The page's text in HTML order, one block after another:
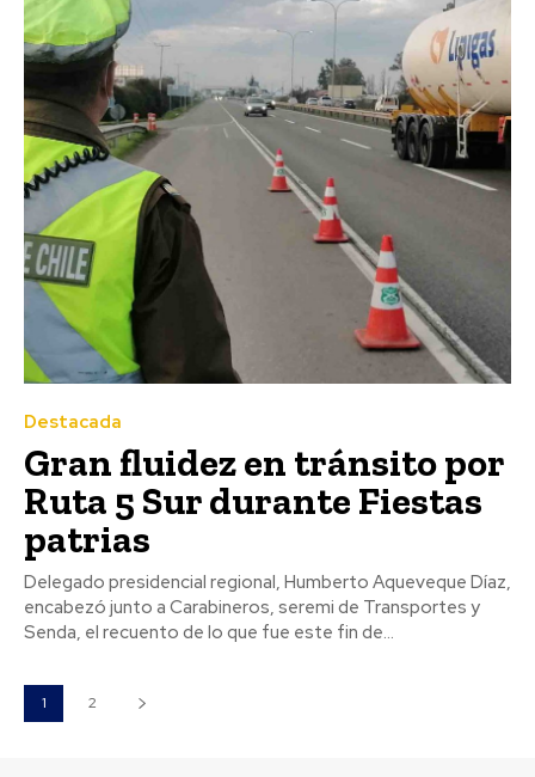
Destacada
Gran fluidez en tránsito por
Ruta 5 Sur durante Fiestas
patrias
Delegado presidencial regional, Humberto Aqueveque Díaz,
encabezó junto a Carabineros, seremi de Transportes y
Senda, el recuento de lo que fue este fin de...
1 2